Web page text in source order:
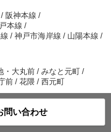
/ 阪神本線 /
本線 /
/ 神戸市海岸線 / 山陽本線 /
・大丸前 / みなと元町 /
前 / 花隈 / 西元町
問い合わせ